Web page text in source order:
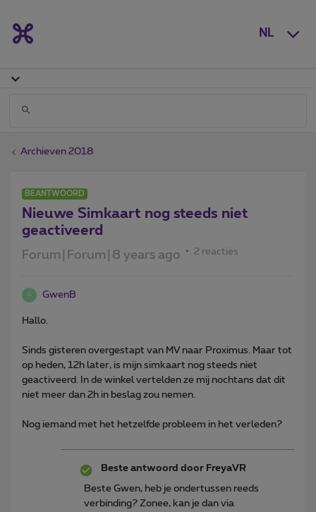
NL
Archieven 2018
BEANTWOORD
Nieuwe Simkaart nog steeds niet
geactiveerd
Forum|Forum|8 years ago 2 reacties
G GwenB
Hallo.
Sinds gisteren overgestapt van MV naar Proximus. Maar tot
op heden, 12h later, is mijn simkaart nog steeds niet
geactiveerd. In de winkel vertelden ze mij nochtans dat dit
niet meer dan 2h in beslag zou nemen.
Nog iemand met het hetzelfde probleem in het verleden?
Beste antwoord door FreyaVR
Beste Gwen, heb je ondertussen reeds
verbinding? Zonee, kan je dan via